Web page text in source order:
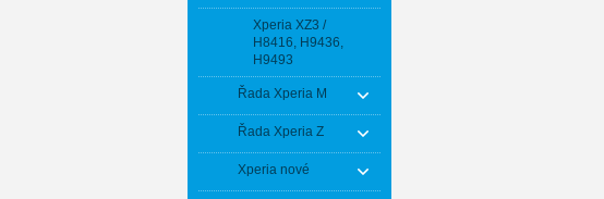
Xperia XZ3 /
H8416, H9436,
H9493
Řada Xperia M
Řada Xperia Z
Xperia nové